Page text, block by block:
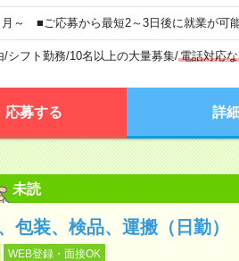
月～ ■ご応募から最短2～3日後に就業が可
/シフト勤務/10名以上の大量募集/電話対応
応募する 詳
未読
包装、検品、運搬（日勤）
WEB登録・面接OK